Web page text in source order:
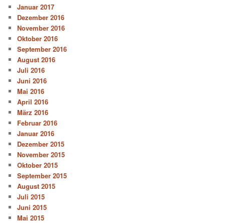
Januar 2017
Dezember 2016
November 2016
Oktober 2016
September 2016
August 2016
Juli 2016
Juni 2016
Mai 2016
April 2016
März 2016
Februar 2016
Januar 2016
Dezember 2015
November 2015
Oktober 2015
September 2015
August 2015
Juli 2015
Juni 2015
Mai 2015